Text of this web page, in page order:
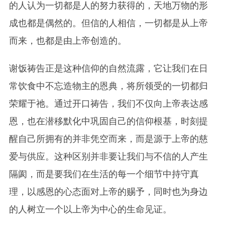
的人认为一切都是人的努力获得的，天地万物的形
成也都是偶然的。但信的人相信，一切都是从上帝
而来，也都是由上帝创造的。
谢饭祷告正是这种信仰的自然流露，它让我们在日
常饮食中不忘造物主的恩典，将所领受的一切都归
荣耀于祂。通过开口祷告，我们不仅向上帝表达感
恩，也在潜移默化中巩固自己的信仰根基，时刻提
醒自己所拥有的并非凭空而来，而是源于上帝的慈
爱与供应。这种区别并非要让我们与不信的人产生
隔阂，而是要我们在生活的每一个细节中持守真
理，以感恩的心态面对上帝的赐予，同时也为身边
的人树立一个以上帝为中心的生命见证。